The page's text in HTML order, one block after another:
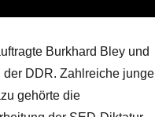
Burkhard Bley und
DDR. Zahlreiche junge
gehörte die